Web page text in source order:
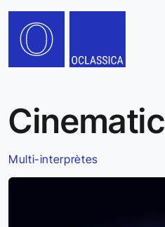
Cinematic
Multi-interprètes